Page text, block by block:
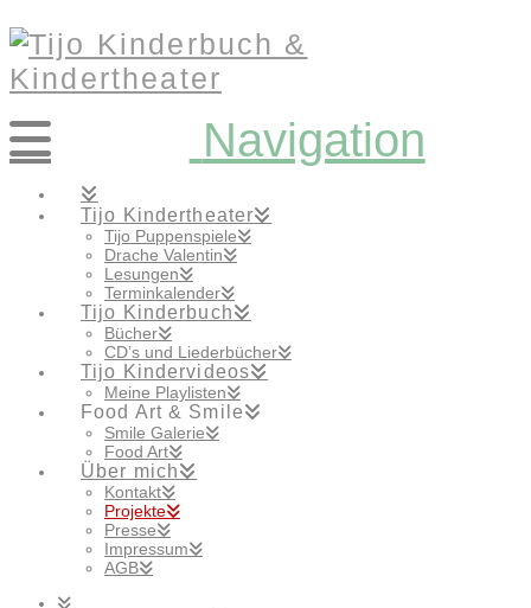
Navigation
Tijo Kindertheater
Tijo Puppenspiele
Drache Valentin
Lesungen
Terminkalender
Tijo Kinderbuch
Bücher
CD’s und Liederbücher
Tijo Kindervideos
Meine Playlisten
Food Art & Smile
Smile Galerie
Food Art
Über mich
Kontakt
Projekte
Presse
Impressum
AGB